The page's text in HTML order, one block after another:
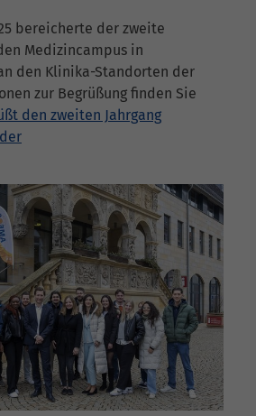
bereicherte der zweite
Medizincampus in
den Klinika-Standorten der
zur Begrüßung finden Sie
den zweiten Jahrgang